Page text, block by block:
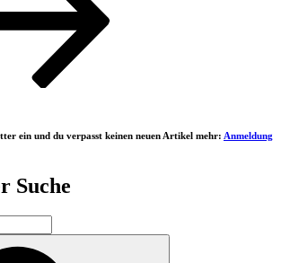
ein und du verpasst keinen neuen Artikel mehr: Anmeldung
Suche